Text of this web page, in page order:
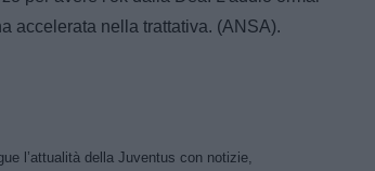
accelerata nella trattativa. (ANSA).
l’attualità della Juventus con notizie,